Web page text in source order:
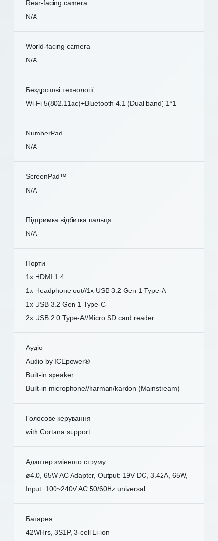
Rear-facing camera
N/A
World-facing camera
N/A
Бездротові технології
Wi-Fi 5(802.11ac)+Bluetooth 4.1 (Dual band) 1*1
NumberPad
N/A
ScreenPad™
N/A
Підтримка відбитка пальця
N/A
Порти
1x HDMI 1.4
1x Headphone out//1x USB 3.2 Gen 1 Type-A
1x USB 3.2 Gen 1 Type-C
2x USB 2.0 Type-A//Micro SD card reader
Аудіо
Audio by ICEpower®
Built-in speaker
Built-in microphone//harman/kardon (Mainstream)
Голосове керування
with Cortana support
Адаптер змінного струму
ø4.0, 65W AC Adapter, Output: 19V DC, 3.42A, 65W,
Input: 100~240V AC 50/60Hz universal
Батарея
42WHrs, 3S1P, 3-cell Li-ion